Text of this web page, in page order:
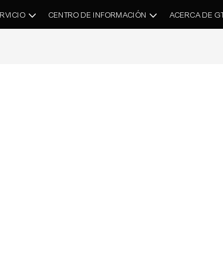
CENTRO DE INFORMACIÓN ACERCA DE